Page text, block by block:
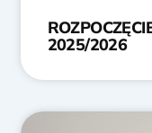
2025/2026